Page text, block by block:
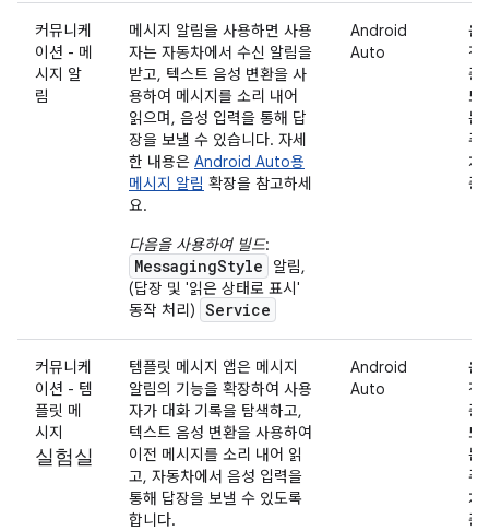
커뮤니케
이션 - 메
시지 알
림
메시지 알림을 사용하면 사용
자는 자동차에서 수신 알림을
받고, 텍스트 음성 변환을 사
용하여 메시지를 소리 내어
읽으며, 음성 입력을 통해 답
장을 보낼 수 있습니다. 자세
한 내용은 Android Auto용
메시지 알림 확장을 참고하세
요.
다음을 사용하여 빌드:
MessagingStyle
알림,
(답장 및 '읽은 상태로 표시'
동작 처리) Service
Android
Auto
운
전
중
또
는
주
차
중
커뮤니케
이션 - 템
플릿 메
시지
실험실
템플릿 메시지 앱은 메시지
알림의 기능을 확장하여 사용
자가 대화 기록을 탐색하고,
텍스트 음성 변환을 사용하여
이전 메시지를 소리 내어 읽
고, 자동차에서 음성 입력을
통해 답장을 보낼 수 있도록
합니다.
Android
Auto
운
전
중
또
는
주
차
중